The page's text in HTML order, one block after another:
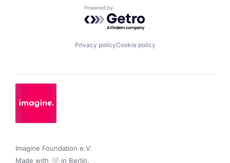
Powered by Getro.com
Privacy policyCookie policy
Imagine Foundation e.V.
Made with 🤍 in Berlin.